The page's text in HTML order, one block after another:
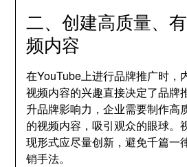
二、创建高质量、
频内容
在YouTube上进行品牌推广时，
视频内容的兴趣直接决定了品牌
升品牌影响力，企业需要制作高
的视频内容，吸引观众的眼球。
现形式应尽量创新，避免千篇一
销手法。